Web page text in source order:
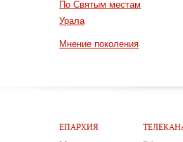
По Святым местам
Урала
Мнение поколения
ЕПАРХИЯ